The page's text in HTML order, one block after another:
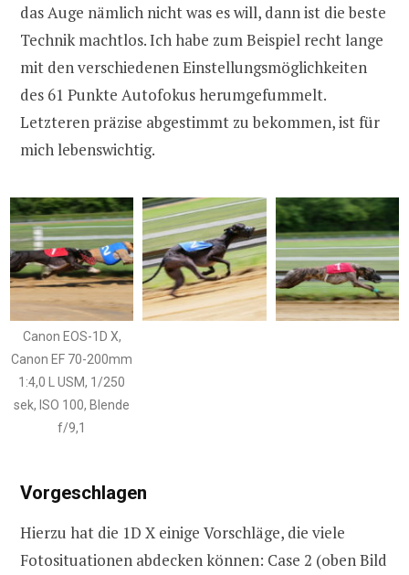
das Auge nämlich nicht was es will, dann ist die beste
Technik machtlos. Ich habe zum Beispiel recht lange
mit den verschiedenen Einstellungsmöglichkeiten
des 61 Punkte Autofokus herumgefummelt.
Letzteren präzise abgestimmt zu bekommen, ist für
mich lebenswichtig.
Canon EOS-1D X,
Canon EF 70-200mm
1:4,0 L USM, 1/250
sek, ISO 100, Blende
f/9,1
Vorgeschlagen
Hierzu hat die 1D X einige Vorschläge, die viele
Fotosituationen abdecken können: Case 2 (oben Bild